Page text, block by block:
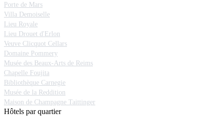
Porte de Mars
Villa Demoiselle
Lieu Royale
Lieu Drouet d'Erlon
Veuve Clicquot Cellars
Domaine Pommery
Musée des Beaux-Arts de Reims
Chapelle Foujita
Bibliothèque Carnegie
Musée de la Reddition
Maison de Champagne Taittinger
Hôtels par quartier